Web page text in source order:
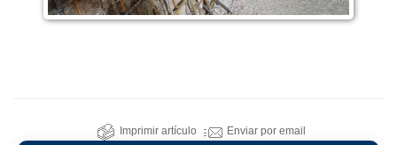
Imprimir artículo Enviar por email